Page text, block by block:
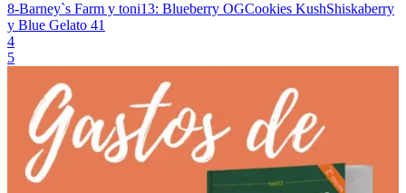
8-Barney`s Farm y toni13: Blueberry OGCookies KushShiskaberry
y Blue Gelato 41